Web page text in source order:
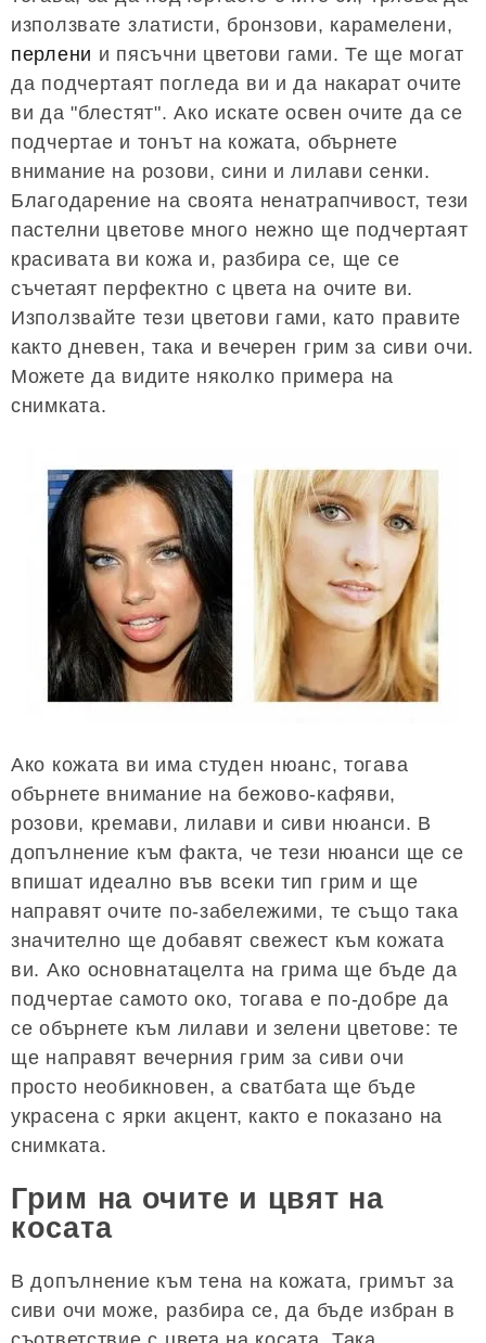
използвате златисти, бронзови, карамелени,
перлени и пясъчни цветови гами. Те ще могат
да подчертаят погледа ви и да накарат очите
ви да "блестят". Ако искате освен очите да се
подчертае и тонът на кожата, обърнете
внимание на розови, сини и лилави сенки.
Благодарение на своята ненатрапчивост, тези
пастелни цветове много нежно ще подчертаят
красивата ви кожа и, разбира се, ще се
съчетаят перфектно с цвета на очите ви.
Използвайте тези цветови гами, като правите
както дневен, така и вечерен грим за сиви очи.
Можете да видите няколко примера на
снимката.
Ако кожата ви има студен нюанс, тогава
обърнете внимание на бежово-кафяви,
розови, кремави, лилави и сиви нюанси. В
допълнение към факта, че тези нюанси ще се
впишат идеално във всеки тип грим и ще
направят очите по-забележими, те също така
значително ще добавят свежест към кожата
ви. Ако основнатацелта на грима ще бъде да
подчертае самото око, тогава е по-добре да
се обърнете към лилави и зелени цветове: те
ще направят вечерния грим за сиви очи
просто необикновен, а сватбата ще бъде
украсена с ярки акцент, както е показано на
снимката.
Грим на очите и цвят на
косата
В допълнение към тена на кожата, гримът за
сиви очи може, разбира се, да бъде избран в